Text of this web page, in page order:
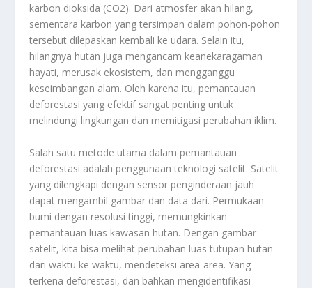
karbon dioksida (CO2). Dari atmosfer akan hilang,
sementara karbon yang tersimpan dalam pohon-pohon
tersebut dilepaskan kembali ke udara. Selain itu,
hilangnya hutan juga mengancam keanekaragaman
hayati, merusak ekosistem, dan mengganggu
keseimbangan alam. Oleh karena itu, pemantauan
deforestasi yang efektif sangat penting untuk
melindungi lingkungan dan memitigasi perubahan iklim.
Salah satu metode utama dalam pemantauan
deforestasi adalah penggunaan teknologi satelit. Satelit
yang dilengkapi dengan sensor penginderaan jauh
dapat mengambil gambar dan data dari. Permukaan
bumi dengan resolusi tinggi, memungkinkan
pemantauan luas kawasan hutan. Dengan gambar
satelit, kita bisa melihat perubahan luas tutupan hutan
dari waktu ke waktu, mendeteksi area-area. Yang
terkena deforestasi, dan bahkan mengidentifikasi